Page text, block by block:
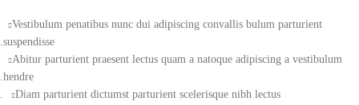
Vestibulum penatibus nunc dui adipiscing convallis bulum parturient
suspendisse.
Abitur parturient praesent lectus quam a natoque adipiscing a vestibulum
hendre.
Diam parturient dictumst parturient scelerisque nibh lectus.